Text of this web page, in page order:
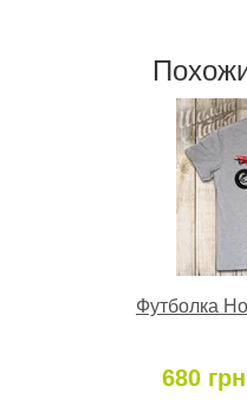
Футболка
680 грн